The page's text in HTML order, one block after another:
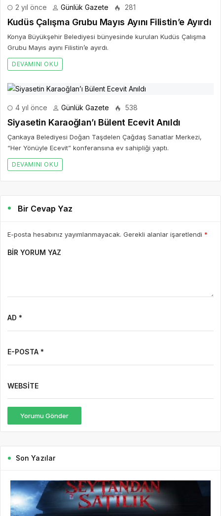
2 yıl önce Günlük Gazete 281
Kudüs Çalışma Grubu Mayıs Ayını Filistin’e Ayırdı
Konya Büyükşehir Belediyesi bünyesinde kurulan Kudüs Çalışma
Grubu Mayıs ayını Filistin’e ayırdı.
DEVAMINI OKU
4 yıl önce Günlük Gazete 538
Siyasetin Karaoğlan’ı Bülent Ecevit Anıldı
Çankaya Belediyesi Doğan Taşdelen Çağdaş Sanatlar Merkezi,
“Her Yönüyle Ecevit” konferansına ev sahipliği yaptı.
DEVAMINI OKU
Bir Cevap Yaz
E-posta hesabınız yayımlanmayacak. Gerekli alanlar işaretlendi *
BIR YORUM YAZ
AD *
E-POSTA *
WEBSITE
Yorumu Gönder
Son Yazılar